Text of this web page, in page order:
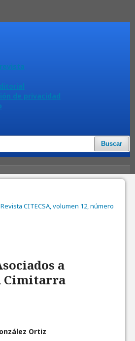
de privacidad
Buscar
CITECSA, volumen 12, número
a
Cimitarra
Ortiz